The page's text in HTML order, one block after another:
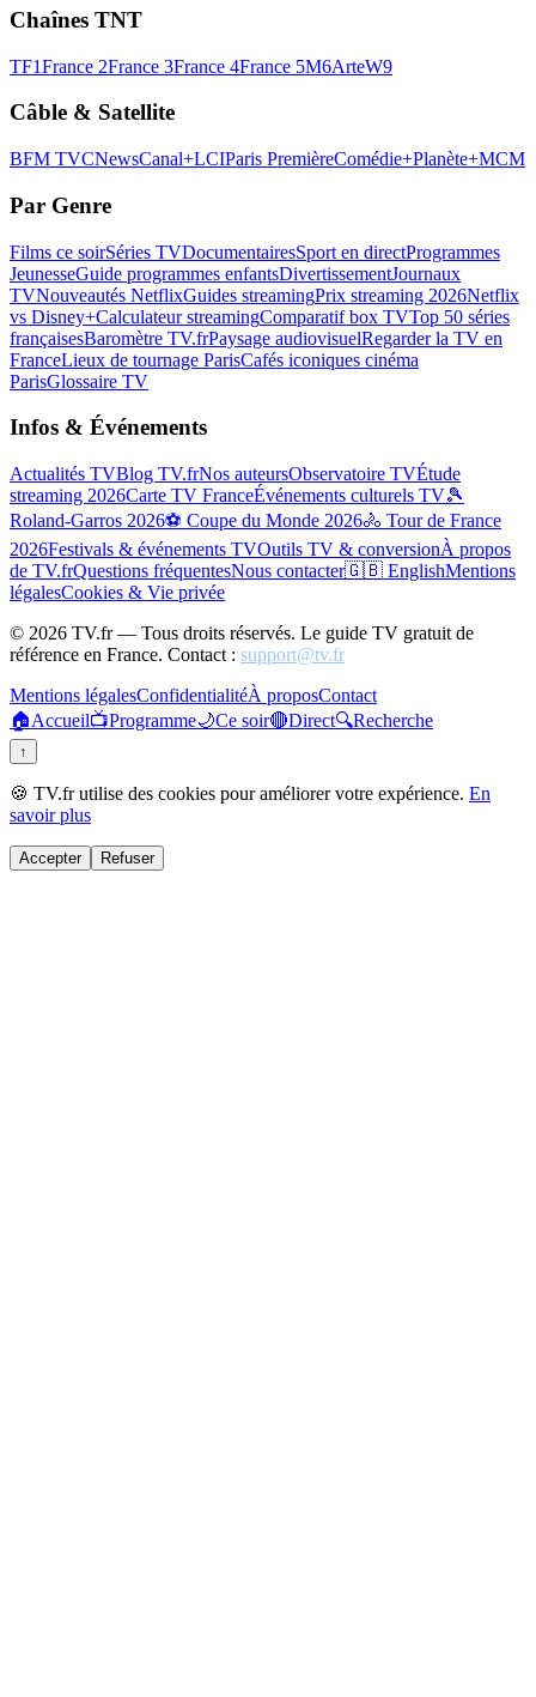
Chaînes TNT
TF1France 2France 3France 4France 5M6ArteW9
Câble & Satellite
BFM TVCNewsCanal+LCIParis PremièreComédie+Planète+MCM
Par Genre
Films ce soirSéries TVDocumentairesSport en directProgrammes
JeunesseGuide programmes enfantsDivertissementJournaux
TVNouveautés NetflixGuides streamingPrix streaming 2026Netflix
vs Disney+Calculateur streamingComparatif box TVTop 50 séries
françaisesBaromètre TV.frPaysage audiovisuelRegarder la TV en
FranceLieux de tournage ParisCafés iconiques cinéma
ParisGlossaire TV
Infos & Événements
Actualités TVBlog TV.frNos auteursObservatoire TVÉtude
streaming 2026Carte TV FranceÉvénements culturels TV🎾
Roland-Garros 2026⚽ Coupe du Monde 2026🚴 Tour de France
2026Festivals & événements TVOutils TV & conversionÀ propos
de TV.frQuestions fréquentesNous contacter🇬🇧 EnglishMentions
légalesCookies & Vie privée
© 2026 TV.fr — Tous droits réservés. Le guide TV gratuit de
référence en France. Contact : support@tv.fr
Mentions légalesConfidentialitéÀ proposContact
🏠Accueil📺Programme🌙Ce soir🔴Direct🔍Recherche
↑
🍪 TV.fr utilise des cookies pour améliorer votre expérience. En
savoir plus
Accepter Refuser